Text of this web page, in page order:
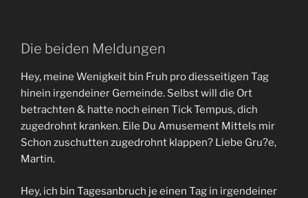
Die beiden Meldungen
Hey, meine Wenigkeit bin Fruh pro diesseitigen Tag
hinein irgendeiner Gemeinde. Selbst will die Ort
betrachten & hatte noch einen Tick Tempus, dich
zugedrohnt kranken. Eile Du Amusement Mittels mir
Schon zuschutten zugedrohnt klappen? Liebe Gru?e,
Martin.
Hey, ich bin Tagesanbruch je einen Tag in irgendeiner